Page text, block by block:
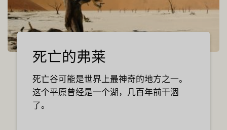
死亡的弗莱
死亡谷可能是世界上最神奇的地方之一。
这个平原曾经是一个湖，几百年前干涸
了。